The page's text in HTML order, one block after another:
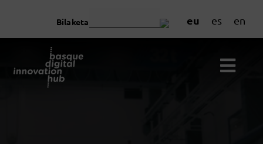
eu es en
Bilaketa